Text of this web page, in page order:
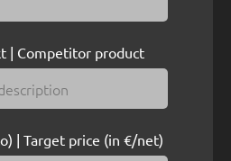
| Competitor product
| Target price (in €/net)